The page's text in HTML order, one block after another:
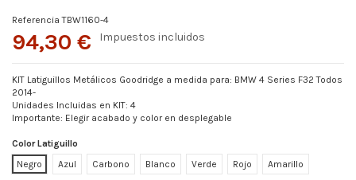
Referencia TBW1160-4
94,30 € Impuestos incluidos
KIT Latiguillos Metálicos Goodridge a medida para: BMW 4 Series F32 Todos
2014-
Unidades Incluidas en KIT: 4
Importante: Elegir acabado y color en desplegable
Color Latiguillo
Negro
Azul Carbono Blanco Verde Rojo Amarillo